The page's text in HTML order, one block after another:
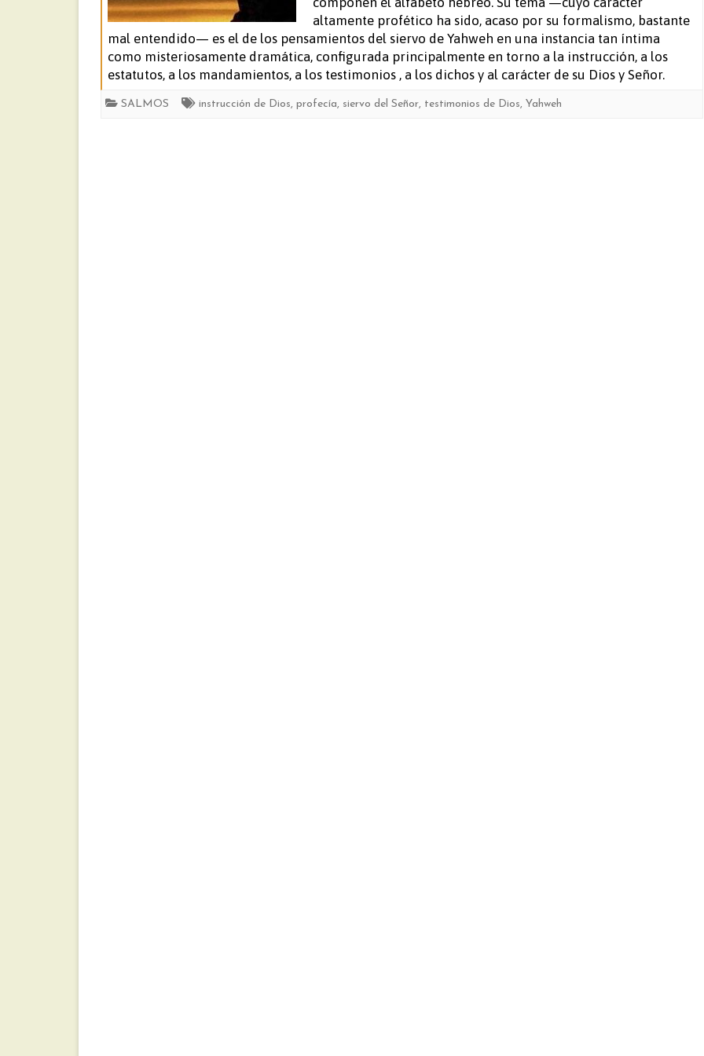
altamente profético ha sido, acaso por su formalismo, bastante
mal entendido— es el de los pensamientos del siervo de Yahweh en una instancia tan íntima
como misteriosamente dramática, configurada principalmente en torno a la instrucción, a los
estatutos, a los mandamientos, a los testimonios , a los dichos y al carácter de su Dios y Señor.
SALMOS instrucción de Dios, profecía, siervo del Señor, testimonios de Dios, Yahweh